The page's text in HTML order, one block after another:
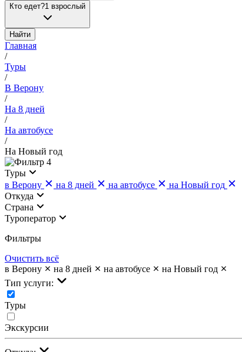
Кто едет?1 взрослый
Найти
Главная
/
Туры
/
В Верону
/
На 8 дней
/
На автобусе
/
На Новый год
4
Туры
в Верону
на 8 дней на автобусе
на Новый год
Откуда
Страна
Туроператор
Фильтры
Очистить всё
в Верону
на 8 дней на автобусе
на Новый год
Тип услуги:
Туры
Экскурсии